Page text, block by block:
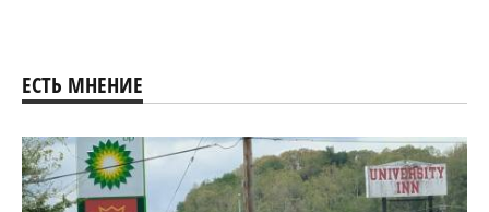
ЕСТЬ МНЕНИЕ